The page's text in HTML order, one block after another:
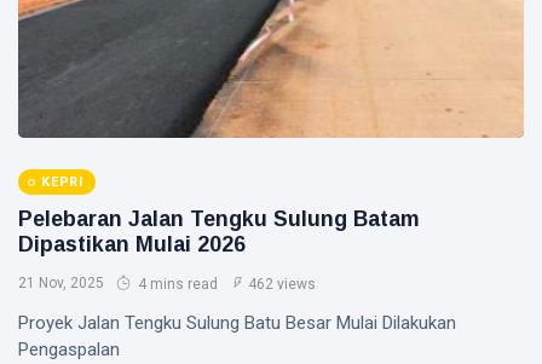
KEPRI
Pelebaran Jalan Tengku Sulung Batam
Dipastikan Mulai 2026
21 Nov, 2025 4 mins read 462 views
Proyek Jalan Tengku Sulung Batu Besar Mulai Dilakukan
Pengaspalan